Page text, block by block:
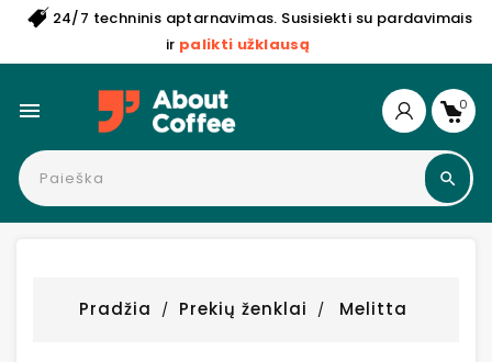
24/7 techninis aptarnavimas. Susisiekti su pardavimais
ir palikti užklausą
 0
Pradžia Prekių ženklai Melitta